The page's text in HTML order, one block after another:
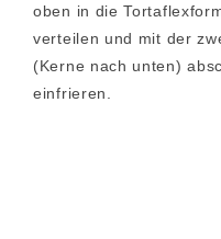
oben in die
verteilen und mit der
(Kerne nach unten)
einfrieren.